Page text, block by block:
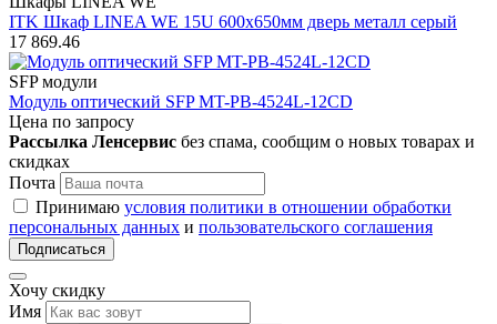
ITK Шкаф LINEA WE 15U 600x650мм дверь металл серый
17 869.46
SFP модули
Модуль оптический SFP MT-PB-4524L-12CD
Цена по запросу
Рассылка Ленсервис без спама, сообщим о новых товарах и
скидках
Почта
Принимаю условия политики в отношении обработки
персональных данных и пользовательского соглашения
Подписаться
Хочу скидку
Имя